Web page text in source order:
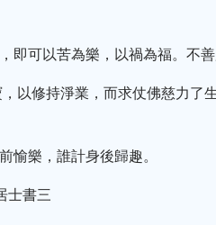
即可以苦為樂，以禍為福。不
以修持淨業，而求仗佛慈力了
愉樂，誰計身後歸趣。
士書三